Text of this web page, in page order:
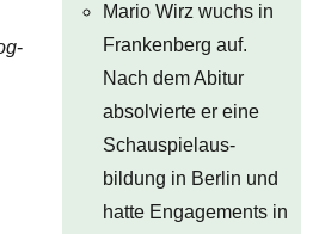
Mario Wirz wuchs in
Frankenberg auf.
Nach dem Abitur
absolvierte er eine
Schauspielaus-
bildung in Berlin und
hatte Engagements in
-